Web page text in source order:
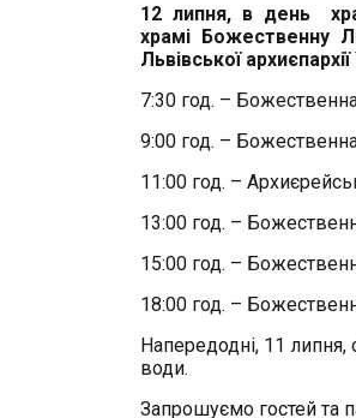
12 липня, в день
храмі Божественну
Львівської
7:30 год. – Божественна
9:00 год. – Божественна
11:00 год. –
13:00 год. –
15:00 год. –
18:00 год. –
Напередодні, 11 липня,
води.
Запрошуємо гостей та